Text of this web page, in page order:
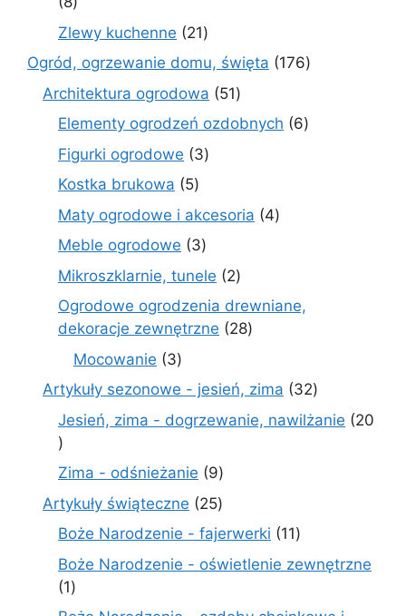
produktów
Zlewy kuchenne 2121
produktów
Ogród, ogrzewanie domu, święta 176176
Architektura ogrodowa 5151
produktów
Elementy ogrodzeń ozdobnych 66
Figurki ogrodowe 33
Kostka brukowa 55
produktów
Maty ogrodowe i akcesoria 44
Meble ogrodowe 33
produkty
Mikroszklarnie, tunele 22
produkty
Ogrodowe ogrodzenia drewniane,
dekoracje zewnętrzne
2828
Mocowanie 33
produkty
Artykuły sezonowe - jesień, zima 3232
produkty
Jesień, zima - dogrzewanie, nawilżanie
20
20
produktów
Zima - odśnieżanie 99
produktów
Artykuły świąteczne 2525
produktów
Boże Narodzenie - fajerwerki 1111
produktów
Boże Narodzenie - oświetlenie zewnętrzne
11
produkt